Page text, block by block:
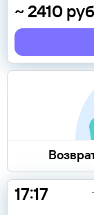
~ 2410
17:17